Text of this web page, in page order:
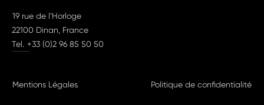
Mentions Légales Politique de confidentialité
19 rue de l’Horloge
22100 Dinan, France
Tel. +33 (0)2 96 85 50 50